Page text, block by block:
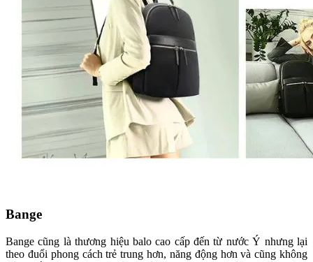
Bange
Bange cũng là thương hiệu balo cao cấp đến từ nước Ý nhưng lại
theo đuổi phong cách trẻ trung hơn, năng động hơn và cũng không